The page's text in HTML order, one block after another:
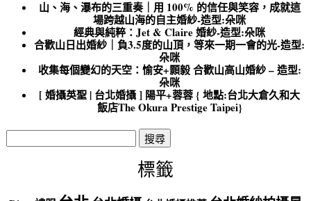
山、海、瀑布的三重奏｜用 100% 的信任與笑容，成就這
場跨越山海的自主婚紗-造型:朵咪
經典與純粹：Jet & Claire 婚紗-造型:朵咪
合歡山日出婚紗｜負3.5度的山頂，等來一期一會的光-造型:
朵咪
收集每個變幻的天空：愉安+顥毅 合歡山高山婚紗 – 造型:
朵咪
[ 婚攝英聖 | 台北婚攝 ] 陽平+蓉蓉 { 地點:台北大倉久和大
飯店The Okura Prestige Taipei}
搜
尋
標籤